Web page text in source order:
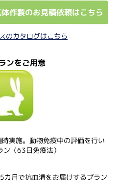
作製のお見積依頼はこちら
のカタログはこちら
ンをご用意
実施。動物免疫中の評価を行い
（63日免疫法）
月で抗血清をお届けするプラン